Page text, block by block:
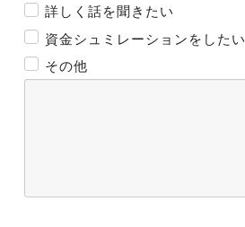
詳しく話を聞きたい
資金シュミレーションをしたい
その他